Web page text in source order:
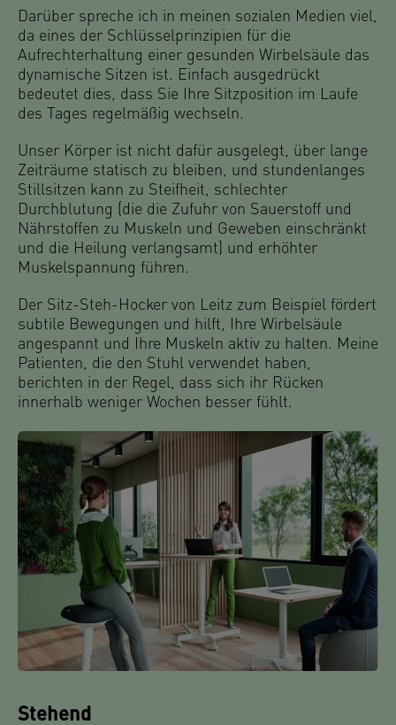
Darüber spreche ich in meinen sozialen Medien viel,
da eines der Schlüsselprinzipien für die
Aufrechterhaltung einer gesunden Wirbelsäule das
dynamische Sitzen ist. Einfach ausgedrückt
bedeutet dies, dass Sie Ihre Sitzposition im Laufe
des Tages regelmäßig wechseln.
Unser Körper ist nicht dafür ausgelegt, über lange
Zeiträume statisch zu bleiben, und stundenlanges
Stillsitzen kann zu Steifheit, schlechter
Durchblutung (die die Zufuhr von Sauerstoff und
Nährstoffen zu Muskeln und Geweben einschränkt
und die Heilung verlangsamt) und erhöhter
Muskelspannung führen.
Der Sitz-Steh-Hocker von Leitz zum Beispiel fördert
subtile Bewegungen und hilft, Ihre Wirbelsäule
angespannt und Ihre Muskeln aktiv zu halten. Meine
Patienten, die den Stuhl verwendet haben,
berichten in der Regel, dass sich ihr Rücken
innerhalb weniger Wochen besser fühlt.
Stehend